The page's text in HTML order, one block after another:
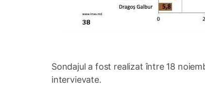
Sondajul a fost realizat între 18
intervievate.